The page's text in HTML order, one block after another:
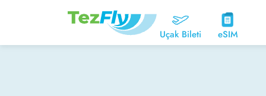
Uçak Bileti eSIM